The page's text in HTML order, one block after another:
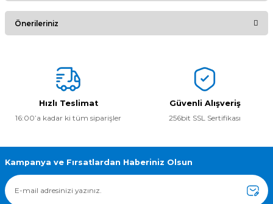
Bu ürüne ilk yorumu siz yapın!
Önerileriniz
konularda yetersiz gördüğünüz noktaları öneri formunu
kullanarak tarafımıza iletebilirsiniz.
Ürün bilgilerinde hatalar bulunuyor.
Ürün fiyatı diğer sitelerden daha pahalı.
Bu ürüne benzer farklı alternatifler olmalı.
Hızlı Teslimat
16:00’a kadar ki tüm siparişler
Güvenli Alışveriş
256bit SSL Sertifikası
Kampanya ve Fırsatlardan Haberiniz Olsun